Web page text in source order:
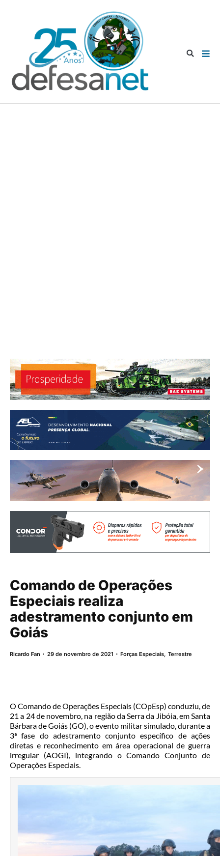
Comando de Operações
Especiais realiza
adestramento conjunto em
Goiás
Ricardo Fan 29 de novembro de 2021 Forças Especiais,Terrestre
O Comando de Operações Especiais (COpEsp) conduziu, de
21 a 24 de novembro, na região da Serra da Jibóia, em Santa
Bárbara de Goiás (GO), o evento militar simulado, durante a
3ª fase do adestramento conjunto específico de ações
diretas e reconhecimento em área operacional de guerra
irregular (AOGI), integrando o Comando Conjunto de
Operações Especiais.